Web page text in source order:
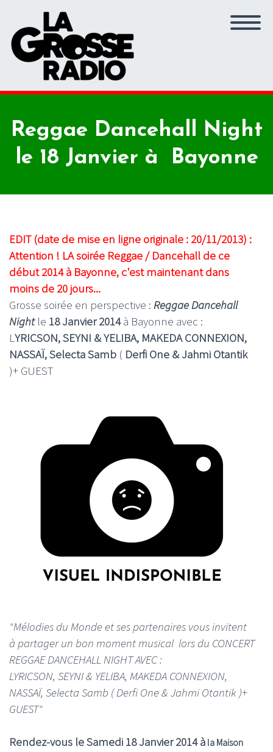
Reggae Dancehall Night
le 18 Janvier à Bayonne
EDIT (date de mise en ligne originale : 20/11/2013) :
Attention ! LA soirée Reggae / Dancehall de ce
début 2014 à Bayonne, c'est maintenant dans
moins de 20 jours...
Grosse soirée en perspective : Reggae Dancehall
Nightle 18 Janvier 2014à Bayonne avec :
LYRICSON, SEYNI & YELIBA, MAKEDA CONNEXION,
NASSAÏ, Selecta Samb ( Derfi One & Jahmi Otantik
)+ GUEST
"Mélodies du Monde et ses partenaires vous invitent
à partager un bon moment musical lors du CONCERT
REGGAE DANCEHALL NIGHT AVEC :
LYRICSON, SEYNI & YELIBA, MAKEDA CONNEXION,
NASSAÏ, Selecta Samb ( Derfi One & Jahmi Otantik )+
GUEST"
Rendez-vous le Samedi 18 Janvier 2014 à la Maison